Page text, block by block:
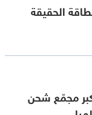
الحقيقة
مجمّع شحن